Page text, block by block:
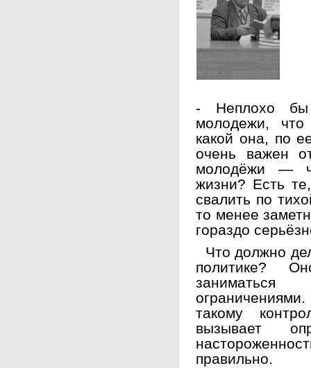
- Неплохо бы
молодежи, что
какой она, по
очень важен
молодёжи —
жизни? Есть
свалить по
то менее
гораздо
Что должно
политике?
такому
вызывает
правильно.